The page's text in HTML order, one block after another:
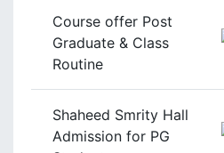
Course offer Post
Graduate & Class
Routine
Shaheed Smrity Hall
Admission for PG